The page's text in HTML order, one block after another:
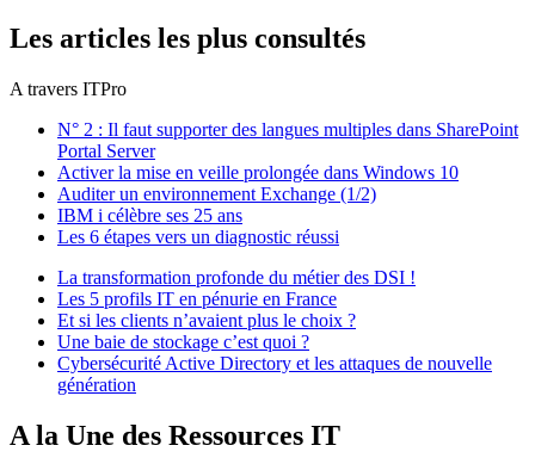
Les articles les plus consultés
A travers ITPro
N° 2 : Il faut supporter des langues multiples dans SharePoint
Portal Server
Activer la mise en veille prolongée dans Windows 10
Auditer un environnement Exchange (1/2)
IBM i célèbre ses 25 ans
Les 6 étapes vers un diagnostic réussi
La transformation profonde du métier des DSI !
Les 5 profils IT en pénurie en France
Et si les clients n’avaient plus le choix ?
Une baie de stockage c’est quoi ?
Cybersécurité Active Directory et les attaques de nouvelle
génération
A la Une des Ressources IT